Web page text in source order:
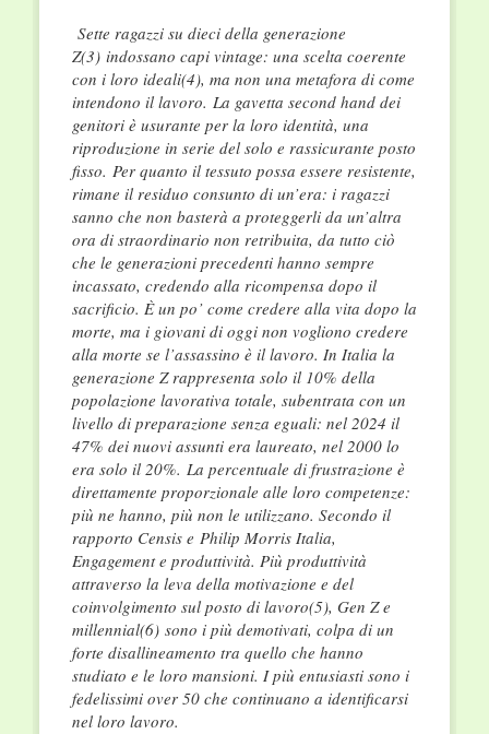
Sette ragazzi su dieci della generazione
Z(3) indossano capi vintage: una scelta coerente
con i loro ideali(4), ma non una metafora di come
intendono il lavoro. La gavetta second hand dei
genitori è usurante per la loro identità, una
riproduzione in serie del solo e rassicurante posto
fisso. Per quanto il tessuto possa essere resistente,
rimane il residuo consunto di un’era: i ragazzi
sanno che non basterà a proteggerli da un’altra
ora di straordinario non retribuita, da tutto ciò
che le generazioni precedenti hanno sempre
incassato, credendo alla ricom­pensa dopo il
sacrificio. È un po’ come credere alla vita dopo la
morte, ma i giovani di oggi non vogliono credere
alla morte se l’assassino è il lavoro. In Italia la
generazione Z rappresenta solo il 10% della
popolazione lavorativa totale, subentrata con un
livello di preparazione senza eguali: nel 2024 il
47% dei nuovi assunti era laureato, nel 2000 lo
era solo il 20%. La per­centuale di frustrazione è
direttamente proporzionale alle loro competenze:
più ne hanno, più non le utilizzano. Secondo il
rapporto Censis e Philip Morris Italia,
Engagement e produt­tività. Più produttività
attraverso la leva della motivazione e del
coinvolgimento sul posto di lavoro(5), Gen Z e
millennial(6) sono i più demotivati, colpa di un
forte disallineamento tra quello che hanno
studiato e le loro mansioni. I più entusiasti sono i
fedelissimi over 50 che continuano a identificarsi
nel loro lavoro.